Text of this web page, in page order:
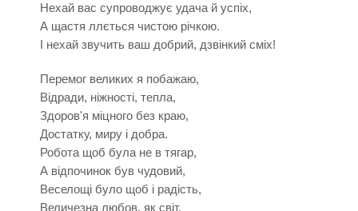
Нехай вас супроводжує удача й успіх,
А щастя ллється чистою річкою.
І нехай звучить ваш добрий, дзвінкий сміх!
Перемог великих я побажаю,
Відради, ніжності, тепла,
Здоров'я міцного без краю,
Достатку, миру і добра.
Робота щоб була не в тягар,
А відпочинок був чудовий,
Веселощі було щоб і радість,
Величезна любов, як світ.